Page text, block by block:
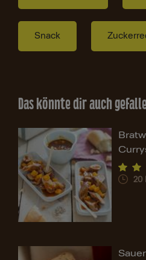
Snack
Das könnte dir auch
20